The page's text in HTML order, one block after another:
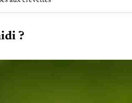
?